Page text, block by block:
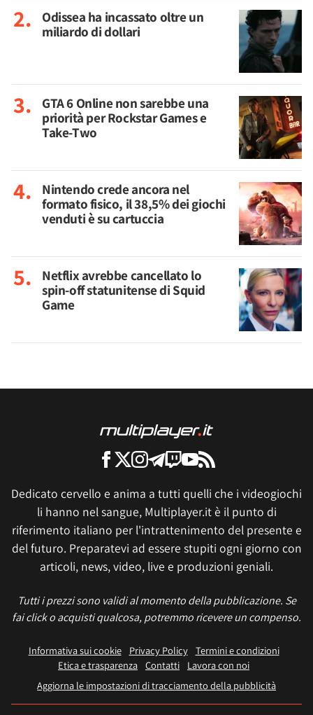
Odissea ha incassato oltre un
miliardo di dollari
GTA 6 Online non sarebbe una
priorità per Rockstar Games e
Take-Two
Nintendo crede ancora nel
formato fisico, il 38,5% dei giochi
venduti è su cartuccia
Netflix avrebbe cancellato lo
spin-off statunitense di Squid
Game
Dedicato cervello e anima a tutti quelli che i videogiochi
li hanno nel sangue, Multiplayer.it è il punto di
riferimento italiano per l'intrattenimento del presente e
del futuro. Preparatevi ad essere stupiti ogni giorno con
articoli, news, video, live e produzioni geniali.
Tutti i prezzi sono validi al momento della pubblicazione. Se
fai click o acquisti qualcosa, potremmo ricevere un compenso.
Informativa sui cookie Privacy Policy
Termini e condizioni
Etica e trasparenza Contatti
Lavora con noi
Aggiorna le impostazioni di tracciamento della pubblicità